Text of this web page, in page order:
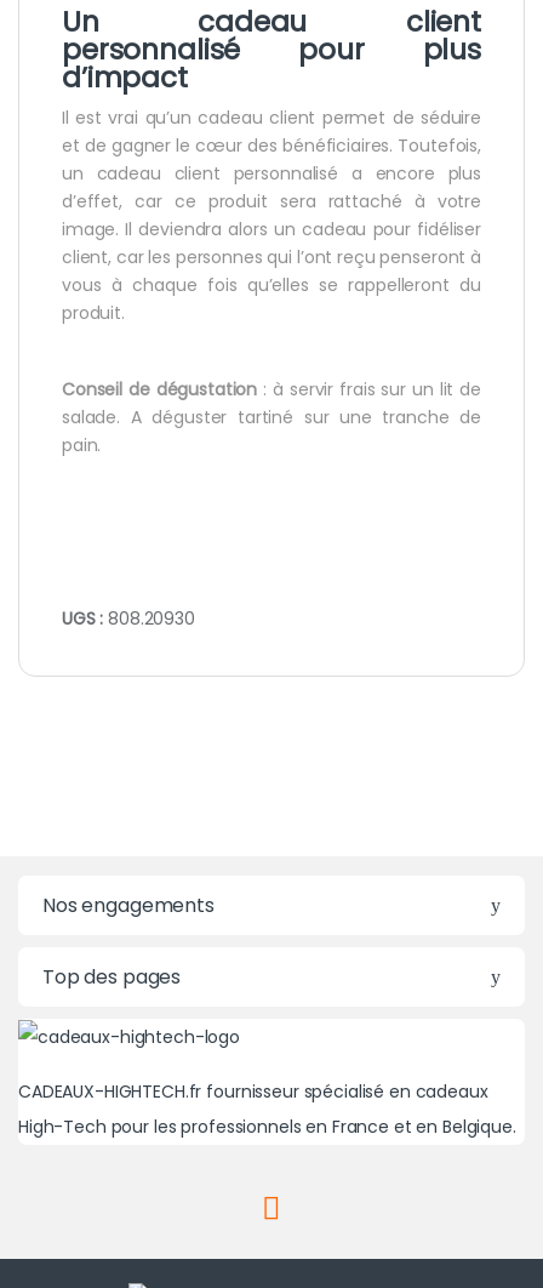
Un cadeau client
personnalisé pour plus
d’impact
Il est vrai qu’un cadeau client permet de séduire
et de gagner le cœur des bénéficiaires. Toutefois,
un cadeau client personnalisé a encore plus
d’effet, car ce produit sera rattaché à votre
image. Il deviendra alors un cadeau pour fidéliser
client, car les personnes qui l’ont reçu penseront à
vous à chaque fois qu’elles se rappelleront du
produit.
Conseil de dégustation : à servir frais sur un lit de
salade. A déguster tartiné sur une tranche de
pain.
UGS :808.20930
Nos engagements
Top des pages
CADEAUX-HIGHTECH.fr fournisseur spécialisé en cadeaux
High-Tech pour les professionnels en France et en Belgique.